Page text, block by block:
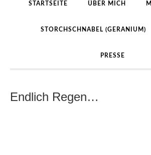
STARTSEITE ÜBER MICH
STORCHSCHNABEL (GERANIUM)
PRESSE
Endlich Regen…